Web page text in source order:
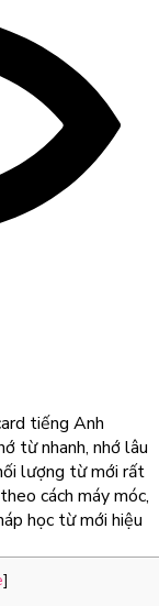
tiếng Anh
từ nhanh, nhớ lâu
lượng từ mới rất
cách máy móc,
học từ mới hiệu
]